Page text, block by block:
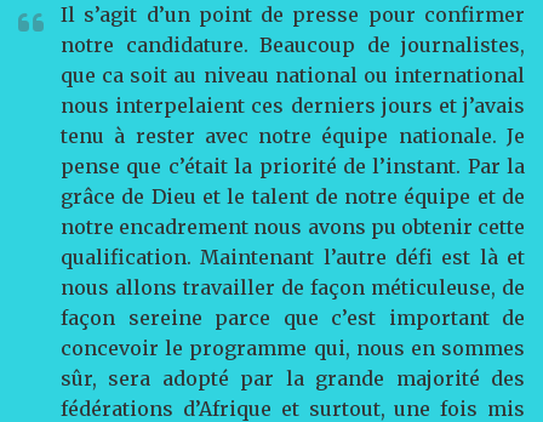
Il s’agit d’un point de presse pour confirmer
notre candidature. Beaucoup de journalistes,
que ca soit au niveau national ou international
nous interpelaient ces derniers jours et j’avais
tenu à rester avec notre équipe nationale. Je
pense que c’était la priorité de l’instant. Par la
grâce de Dieu et le talent de notre équipe et de
notre encadrement nous avons pu obtenir cette
qualification. Maintenant l’autre défi est là et
nous allons travailler de façon méticuleuse, de
façon sereine parce que c’est important de
concevoir le programme qui, nous en sommes
sûr, sera adopté par la grande majorité des
fédérations d’Afrique et surtout, une fois mis